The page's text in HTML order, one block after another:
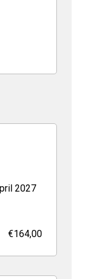
2027
€164,00